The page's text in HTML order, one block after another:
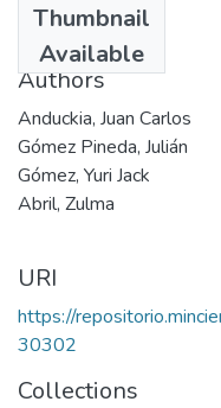
Thumbnail
Available
1998
Authors
Anduckia, Juan Carlos
Gómez Pineda, Julián
Gómez, Yuri Jack
Abril, Zulma
URI
https://
30302
Collections